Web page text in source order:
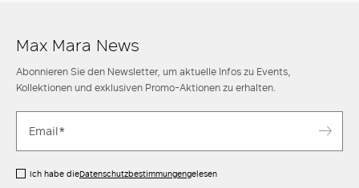
Max Mara News
Abonnieren Sie den Newsletter, um aktuelle Infos zu Events,
Kollektionen und exklusiven Promo-Aktionen zu erhalten.
Ich habe dieDatenschutzbestimmungengelesen